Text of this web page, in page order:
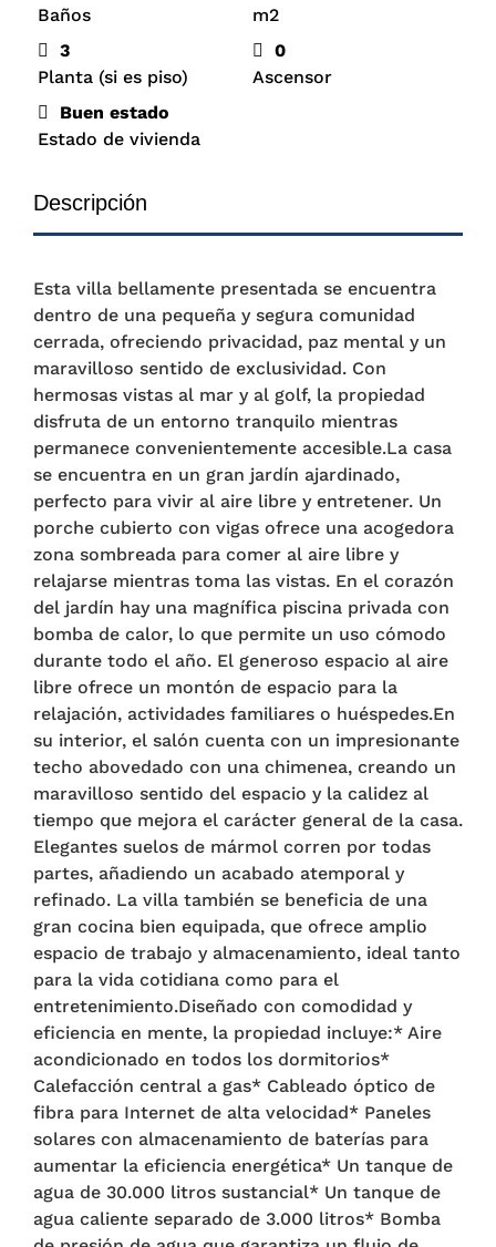
Baños
m2
3
Planta (si es piso)
0
Ascensor
Buen estado
Estado de vivienda
Descripción
Esta villa bellamente presentada se encuentra
dentro de una pequeña y segura comunidad
cerrada, ofreciendo privacidad, paz mental y un
maravilloso sentido de exclusividad. Con
hermosas vistas al mar y al golf, la propiedad
disfruta de un entorno tranquilo mientras
permanece convenientemente accesible.La casa
se encuentra en un gran jardín ajardinado,
perfecto para vivir al aire libre y entretener. Un
porche cubierto con vigas ofrece una acogedora
zona sombreada para comer al aire libre y
relajarse mientras toma las vistas. En el corazón
del jardín hay una magnífica piscina privada con
bomba de calor, lo que permite un uso cómodo
durante todo el año. El generoso espacio al aire
libre ofrece un montón de espacio para la
relajación, actividades familiares o huéspedes.En
su interior, el salón cuenta con un impresionante
techo abovedado con una chimenea, creando un
maravilloso sentido del espacio y la calidez al
tiempo que mejora el carácter general de la casa.
Elegantes suelos de mármol corren por todas
partes, añadiendo un acabado atemporal y
refinado. La villa también se beneficia de una
gran cocina bien equipada, que ofrece amplio
espacio de trabajo y almacenamiento, ideal tanto
para la vida cotidiana como para el
entretenimiento.Diseñado con comodidad y
eficiencia en mente, la propiedad incluye:* Aire
acondicionado en todos los dormitorios*
Calefacción central a gas* Cableado óptico de
fibra para Internet de alta velocidad* Paneles
solares con almacenamiento de baterías para
aumentar la eficiencia energética* Un tanque de
agua de 30.000 litros sustancial* Un tanque de
agua caliente separado de 3.000 litros* Bomba